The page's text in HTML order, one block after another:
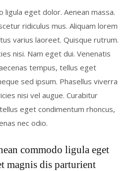
eget dolor. Aenean massa.
ridiculus mus. Aliquam lorem
varius laoreet. Quisque rutrum.
nisi. Nam eget dui. Venenatis
tempus, tellus eget
sed ipsum. Phasellus viverra
nisi vel augue. Curabitur
eget condimentum rhoncus,
nec odio.
commodo ligula eget
magnis dis parturient